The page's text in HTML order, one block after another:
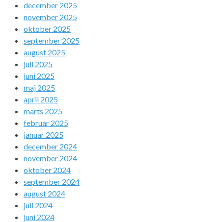
december 2025
november 2025
oktober 2025
september 2025
august 2025
juli 2025
juni 2025
maj 2025
april 2025
marts 2025
februar 2025
januar 2025
december 2024
november 2024
oktober 2024
september 2024
august 2024
juli 2024
juni 2024